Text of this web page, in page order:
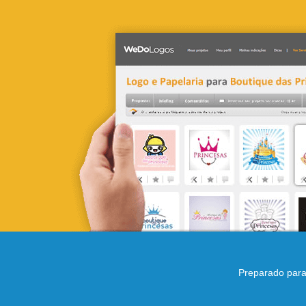
Preparado